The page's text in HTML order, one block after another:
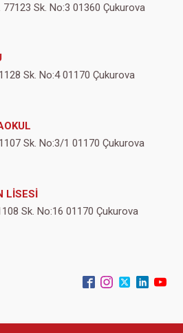
Sk. No:3 01360 Çukurova
Sk. No:4 01170 Çukurova
Sk. No:3/1 01170 Çukurova
LİSESİ
Sk. No:16 01170 Çukurova